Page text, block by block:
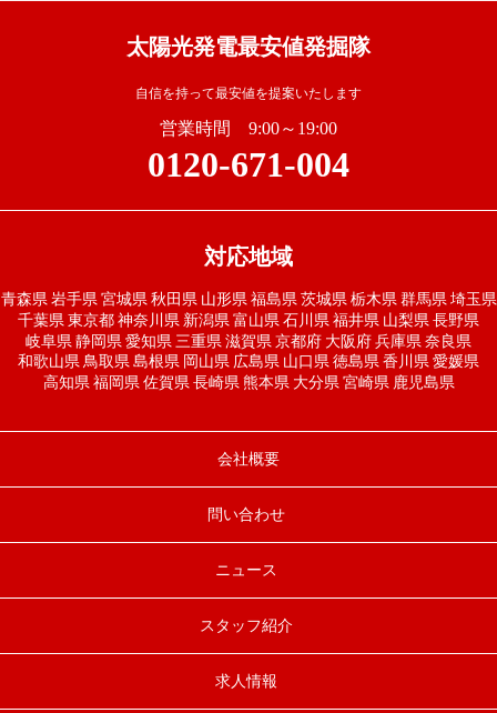
太陽光発電最安値発掘隊
自信を持って最安値を提案いたします
営業時間 9:00～19:00
0120-671-004
対応地域
青森県 岩手県 宮城県 秋田県 山形県 福島県 茨城県 栃木県 群馬県 埼玉県
千葉県 東京都 神奈川県 新潟県 富山県 石川県 福井県 山梨県 長野県
岐阜県 静岡県 愛知県 三重県 滋賀県 京都府 大阪府 兵庫県 奈良県
和歌山県 鳥取県 島根県 岡山県 広島県 山口県 徳島県 香川県 愛媛県
高知県 福岡県 佐賀県 長崎県 熊本県 大分県 宮崎県 鹿児島県
会社概要
問い合わせ
ニュース
スタッフ紹介
求人情報